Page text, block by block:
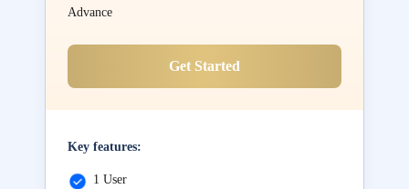
Advance
Get Started
Key features:
1 User